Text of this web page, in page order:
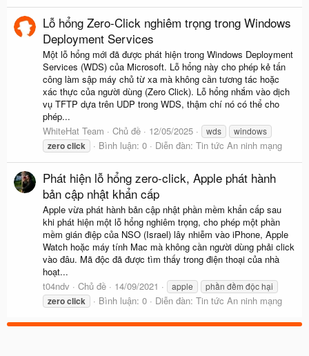
Lỗ hổng Zero-Click nghiêm trọng trong Windows
Deployment Services
Một lỗ hổng mới đã được phát hiện trong Windows Deployment
Services (WDS) của Microsoft. Lỗ hổng này cho phép kẻ tấn
công làm sập máy chủ từ xa mà không cần tương tác hoặc
xác thực của người dùng (Zero Click). Lỗ hổng nhắm vào dịch
vụ TFTP dựa trên UDP trong WDS, thậm chí nó có thể cho
phép...
WhiteHat Team
Chủ đề 12/05/2025 wds windows
zeroclick Bình luận: 0 Diễn đàn: Tin tức An ninh mạng
Phát hiện lỗ hổng zero-click, Apple phát hành
bản cập nhật khẩn cấp
Apple vừa phát hành bản cập nhật phần mềm khẩn cấp sau
khi phát hiện một lỗ hổng nghiêm trọng, cho phép một phần
mềm gián điệp của NSO (Israel) lây nhiễm vào iPhone, Apple
Watch hoặc máy tính Mac mà không cần người dùng phải click
vào đâu. Mã độc đã được tìm thấy trong điện thoại của nhà
hoạt...
t04ndv
Chủ đề 14/09/2021 apple phần đềm độc hại
zeroclick Bình luận: 0 Diễn đàn: Tin tức An ninh mạng